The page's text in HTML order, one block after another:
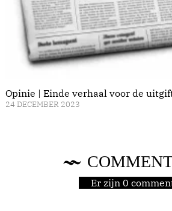
Opinie | Einde verhaal voor de
24 DECEMBER 2023
Er zijn 0